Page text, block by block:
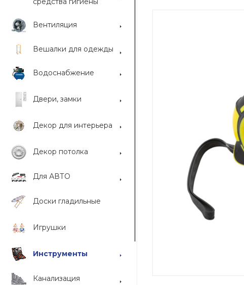
Вентиляция
Вешалки для одежды
Водоснабжение
Двери, замки
Декор для интерьера
Декор потолка
Для АВТО
Доски гладильные
Игрушки
Инструменты
Канализация